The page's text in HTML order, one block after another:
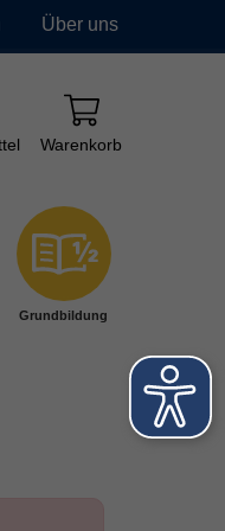
Über uns
Warenkorb
Grundbildung